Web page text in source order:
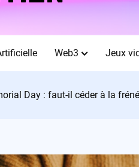
Web3 Jeux
Day : faut-il céder à la